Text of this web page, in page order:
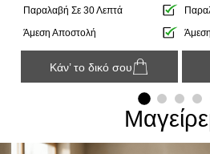
Παραλαβή Σε 30 Λεπτά
Άμεση Αποστολή
Κάν’ το δικό σου